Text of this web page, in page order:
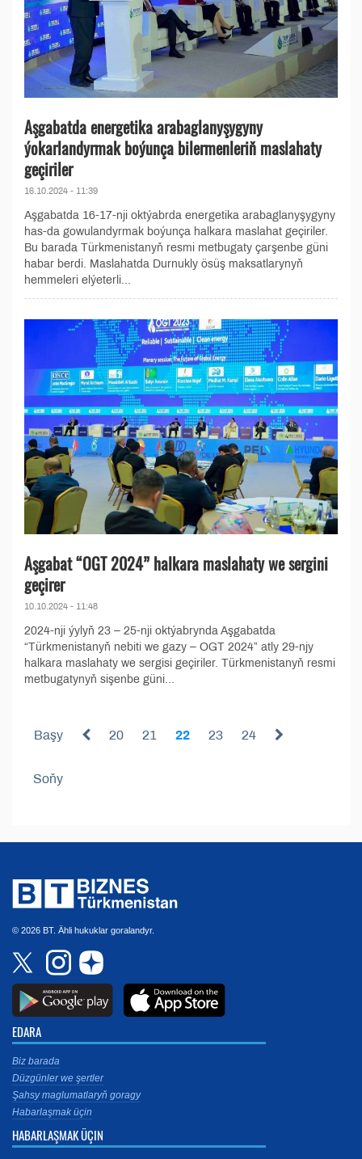
Aşgabatda energetika arabaglanyşygyny
ýokarlandyrmak boýunça bilermenleriň maslahaty
geçiriler
16.10.2024 - 11:39
Aşgabatda 16-17-nji oktýabrda energetika arabaglanyşygyny
has-da gowulandyrmak boýunça halkara maslahat geçiriler.
Bu barada Türkmenistanyň resmi metbugaty çarşenbe güni
habar berdi. Maslahatda Durnukly ösüş maksatlarynyň
hemmeleri elýeterli...
Aşgabat “OGT 2024” halkara maslahaty we sergini
geçirer
10.10.2024 - 11:48
2024-nji ýylyň 23 – 25-nji oktýabrynda Aşgabatda
“Türkmenistanyň nebiti we gazy – OGT 2024” atly 29-njy
halkara maslahaty we sergisi geçiriler. Türkmenistanyň resmi
metbugatynyň sişenbe güni...
Başy 20 21 22 23 24
Soňy
© 2026 BT. Ähli hukuklar goralandyr.
EDARA
Biz barada
Düzgünler we şertler
Şahsy maglumatlaryň goragy
Habarlaşmak üçin
HABARLAŞMAK ÜÇIN